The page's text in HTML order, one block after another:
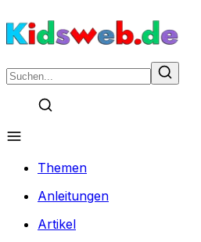
Themen
Anleitungen
Artikel